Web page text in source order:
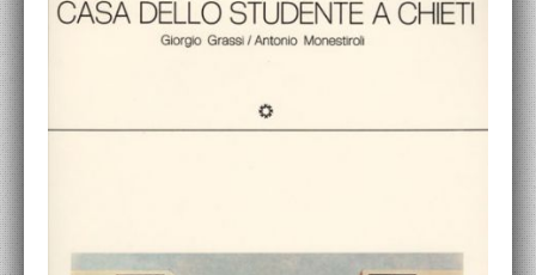
CONFERENZE
POLITECNICO DI BARI